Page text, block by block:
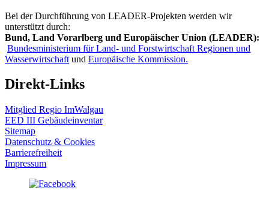
Bei der Durchführung von LEADER-Projekten werden wir
unterstützt durch:
Bund, Land Vorarlberg und Europäischer Union (LEADER):
Bundesministerium für Land- und Forstwirtschaft Regionen und
Wasserwirtschaft und Europäische Kommission.
Direkt-Links
Mitglied Regio ImWalgau
EED III Gebäudeinventar
Sitemap
Datenschutz & Cookies
Barrierefreiheit
Impressum